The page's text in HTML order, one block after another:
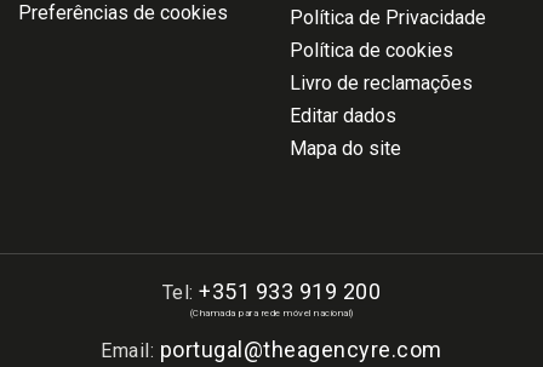
Preferências de cookies
Política de Privacidade
Política de cookies
Livro de reclamações
Editar dados
Mapa do site
Tel:+351 933 919 200
(Chamada para rede móvel nacional)
Email: portugal@theagencyre.com